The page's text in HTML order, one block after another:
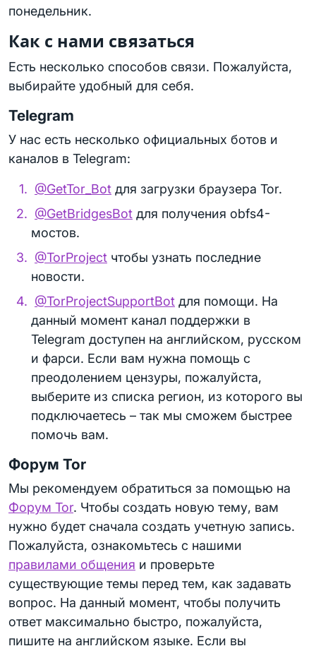
понедельник.
Как с нами связаться
Есть несколько способов связи. Пожалуйста,
выбирайте удобный для себя.
Telegram
У нас есть несколько официальных ботов и
каналов в Telegram:
@GetTor_Bot для загрузки браузера Tor.
@GetBridgesBot для получения obfs4-
мостов.
@TorProject чтобы узнать последние
новости.
@TorProjectSupportBot для помощи. На
данный момент канал поддержки в
Telegram доступен на английском, русском
и фарси. Если вам нужна помощь с
преодолением цензуры, пожалуйста,
выберите из списка регион, из которого вы
подключаетесь – так мы сможем быстрее
помочь вам.
Форум Tor
Мы рекомендуем обратиться за помощью на
Форум Tor. Чтобы создать новую тему, вам
нужно будет сначала создать учетную запись.
Пожалуйста, ознакомьтесь с нашими
правилами общения и проверьте
существующие темы перед тем, как задавать
вопрос. На данный момент, чтобы получить
ответ максимально быстро, пожалуйста,
пишите на английском языке. Если вы